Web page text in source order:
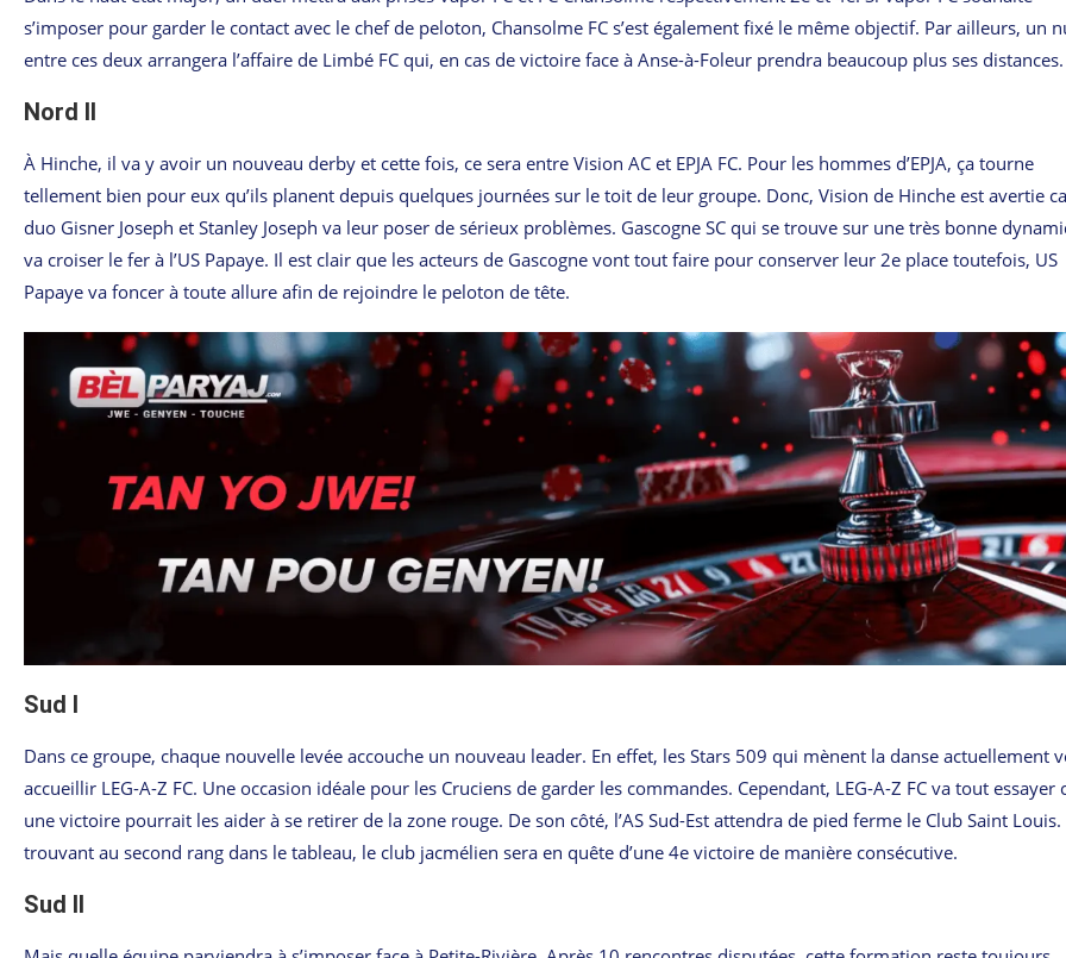
s’imposer pour garder le contact avec le chef de peloton, Chansolme FC s’est également fixé le même objectif. Par ailleurs, un
entre ces deux arrangera l’affaire de Limbé FC qui, en cas de victoire face à Anse-à-Foleur prendra beaucoup plus ses distances.
Nord II
À Hinche, il va y avoir un nouveau derby et cette fois, ce sera entre Vision AC et EPJA FC. Pour les hommes d’EPJA, ça tourne
tellement bien pour eux qu’ils planent depuis quelques journées sur le toit de leur groupe. Donc, Vision de Hinche est avertie
duo Gisner Joseph et Stanley Joseph va leur poser de sérieux problèmes. Gascogne SC qui se trouve sur une très bonne
va croiser le fer à l’US Papaye. Il est clair que les acteurs de Gascogne vont tout faire pour conserver leur 2e place toutefois, US
Papaye va foncer à toute allure afin de rejoindre le peloton de tête.
Sud I
Dans ce groupe, chaque nouvelle levée accouche un nouveau leader. En effet, les Stars 509 qui mènent la danse actuellement
accueillir LEG-A-Z FC. Une occasion idéale pour les Cruciens de garder les commandes. Cependant, LEG-A-Z FC va tout essayer
une victoire pourrait les aider à se retirer de la zone rouge. De son côté, l’AS Sud-Est attendra de pied ferme le Club Saint Louis.
trouvant au second rang dans le tableau, le club jacmélien sera en quête d’une 4e victoire de manière consécutive.
Sud II